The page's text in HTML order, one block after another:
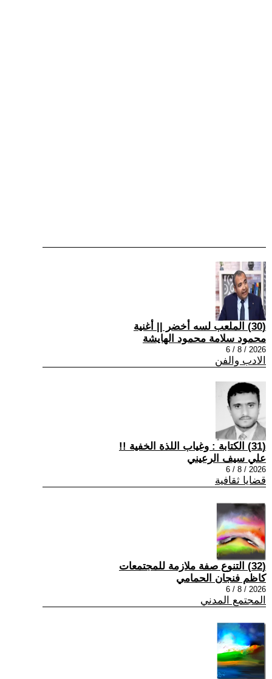
(30) الملعب لسه أخضر || أغنية
محمود سلامة محمود الهايشة
2026 / 8 / 6
الادب والفن
(31) الكتابة : وغياب اللذة الخفية !!
علي سيف الرعيني
2026 / 8 / 6
قضايا ثقافية
(32) التنوع صفة ملازمة للمجتمعات
كاظم فنجان الحمامي
2026 / 8 / 6
المجتمع المدني